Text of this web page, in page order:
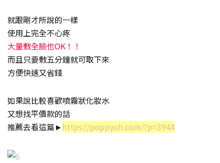
就跟剛才所說的一樣
使用上完全不心疼
大量敷全臉也OK！！
而且只要敷五分鐘就可取下來
方便快速又省錢
如果說比較喜歡噴霧狀化妝水
又想找平價款的話
推薦去看這篇► https://poppyoh.com/?p=3944